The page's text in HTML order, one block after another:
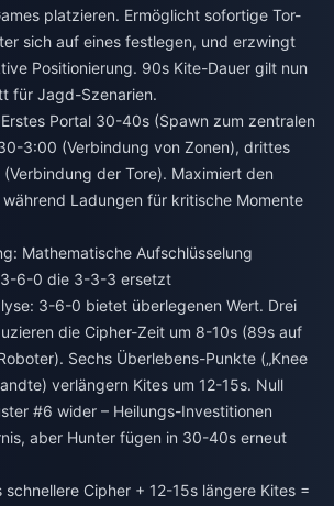
platzieren. Ermöglicht sofortige Tor-
sich auf eines festlegen, und erzwingt
Positionierung. 90s Kite-Dauer gilt nun
für Jagd-Szenarien.
Erstes Portal 30-40s (Spawn zum zentralen
3:00 (Verbindung von Zonen), drittes
der Tore). Maximiert den
Ladungen für kritische Momente
Mathematische Aufschlüsselung
3-6-0 die 3-3-3 ersetzt
3-6-0 bietet überlegenen Wert. Drei
die Cipher-Zeit um 8-10s (89s auf
Sechs Überlebens-Punkte („Knee
verlängern Kites um 12-15s. Null
#6 wider – Heilungs-Investitionen
aber Hunter fügen in 30-40s erneut
schnellere Cipher + 12-15s längere Kites =